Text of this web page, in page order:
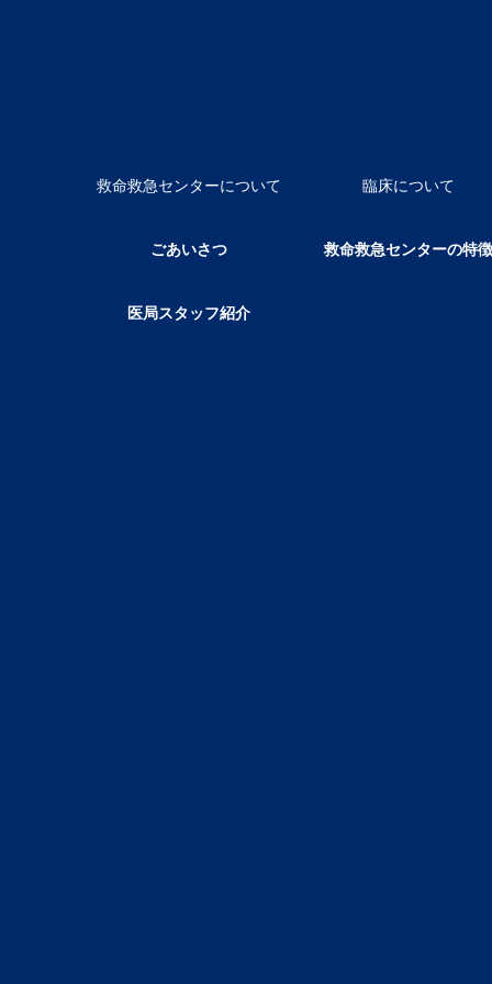
救命救急センターについて
ごあいさつ
医局スタッフ紹介
臨床について
救命救急センターの特徴